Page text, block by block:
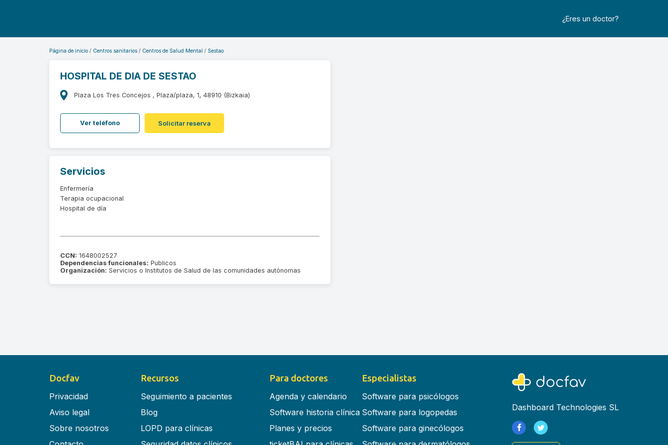
¿Eres un doctor?
Página de inicio Centros sanitarios Centros de Salud Mental Sestao
HOSPITAL DE DIA DE SESTAO
Plaza Los Tres Concejos , Plaza/plaza, 1, 48910 (Bizkaia)
Ver teléfono Solicitar reserva
Servicios
Enfermería
Terapia ocupacional
Hospital de día
CCN: 1648002527
Dependencias funcionales: Publicos
Organización: Servicios o Institutos de Salud de las comunidades autónomas
Docfav
Privacidad
Aviso legal
Sobre nosotros
Recursos
Seguimiento a pacientes
Blog
LOPD para clínicas
Para doctores
Agenda y calendario
Software historia clínica
Planes y precios
Especialistas
Software para psicólogos
Software para logopedas
Software para ginecólogos
Dashboard Technologies SL